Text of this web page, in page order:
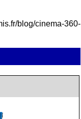
blog/cinema-360-